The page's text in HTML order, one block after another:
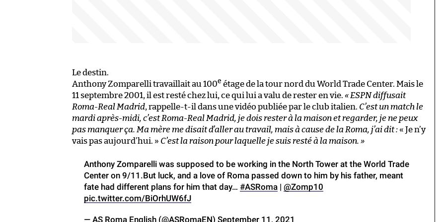
Le destin.
Anthony Zomparelli travaillait au 100e étage de la tour nord du World Trade Center. Mais le
11 septembre 2001, il est resté chez lui, ce qui lui a valu de rester en vie. « ESPN diffusait
Roma-Real Madrid, rappelle-t-il dans une vidéo publiée par le club italien. C’est un match le
mardi après-midi, c’est Roma-Real Madrid, je dois rester à la maison et regarder, je ne peux
pas manquer ça. Ma mère me disait d’aller au travail, mais à cause de la Roma, j’ai dit : « Je n’y
vais pas aujourd’hui. » C’est la raison pour laquelle je suis resté à la maison. »
Anthony Zomparelli was supposed to be working in the North Tower at the World Trade
Center on 9/11.But luck, and a love of Roma passed down to him by his father, meant
fate had different plans for him that day… #ASRoma | @Zomp10
pic.twitter.com/BiOrhUW6fJ
— AS Roma English (@ASRomaEN) September 11, 2021